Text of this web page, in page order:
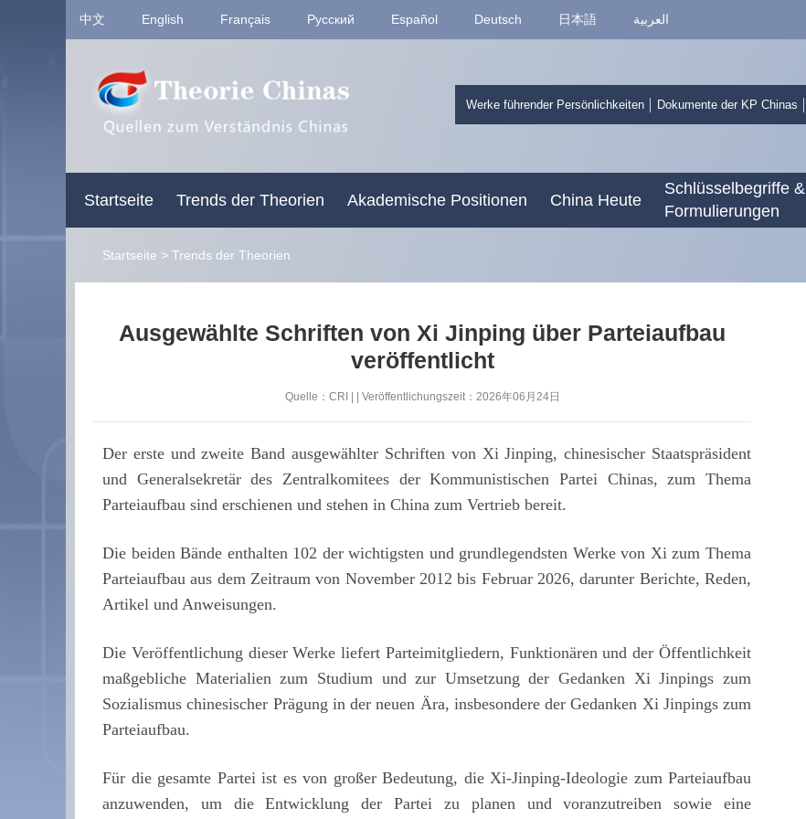
中文 English Français Pусский Español Deutsch 日本語 العربية
Werke führender Persönlichkeiten Dokumente der KP Chinas
Startseite Trends der Theorien Akademische Positionen China Heute
Schlüsselbegriffe &
Formulierungen
Startseite > Trends der Theorien
Ausgewählte Schriften von Xi Jinping über Parteiaufbau
veröffentlicht
Quelle：CRI | | Veröffentlichungszeit：2026年06月24日
Der erste und zweite Band ausgewählter Schriften von Xi Jinping, chinesischer Staatspräsident
und Generalsekretär des Zentralkomitees der Kommunistischen Partei Chinas, zum Thema
Parteiaufbau sind erschienen und stehen in China zum Vertrieb bereit.
Die beiden Bände enthalten 102 der wichtigsten und grundlegendsten Werke von Xi zum Thema
Parteiaufbau aus dem Zeitraum von November 2012 bis Februar 2026, darunter Berichte, Reden,
Artikel und Anweisungen.
Die Veröffentlichung dieser Werke liefert Parteimitgliedern, Funktionären und der Öffentlichkeit
maßgebliche Materialien zum Studium und zur Umsetzung der Gedanken Xi Jinpings zum
Sozialismus chinesischer Prägung in der neuen Ära, insbesondere der Gedanken Xi Jinpings zum
Parteiaufbau.
Für die gesamte Partei ist es von großer Bedeutung, die Xi-Jinping-Ideologie zum Parteiaufbau
anzuwenden, um die Entwicklung der Partei zu planen und voranzutreiben sowie eine